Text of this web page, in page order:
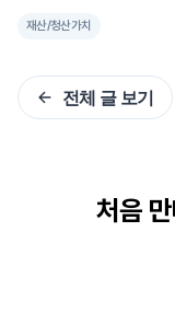
을 준다는 건지 이번 포스팅을 통해 상
두 해소되셨으면 좋겠네요. 1. 청산가치란? 청산가치란 쉽게 말해 내가 가진 모든 재산의
금전적 환산가치를 말합니
재산/청산가치
전체 글 보기
처음